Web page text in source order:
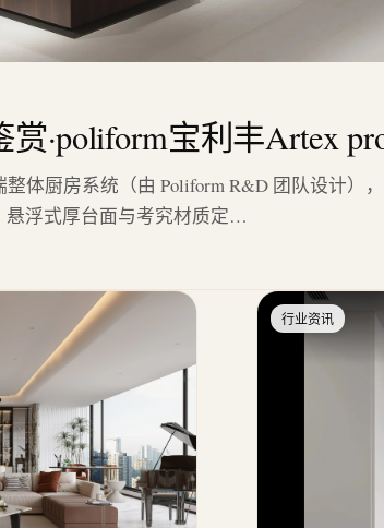
·poliform宝利丰Artex
整体厨房系统（由 Poliform R&D 团队设计）
浮式厚台面与考究材质定…
行业资讯